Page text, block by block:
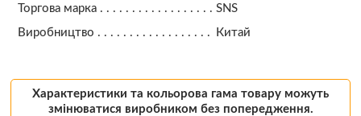
Торгова марка
SNS
Виробництво
Китай
Характеристики та кольорова гама товару можуть
змінюватися виробником без попередження.